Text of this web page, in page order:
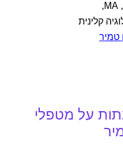
, MA,
קלינית
טמיר